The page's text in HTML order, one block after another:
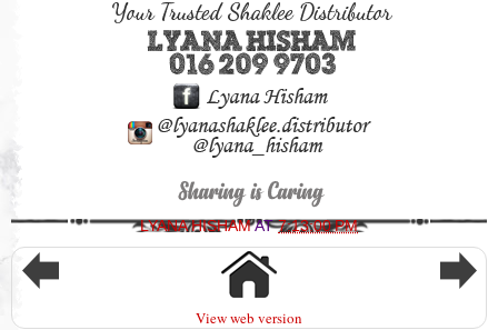
LYANA HISHAMAT7:13:00 PM
View web version